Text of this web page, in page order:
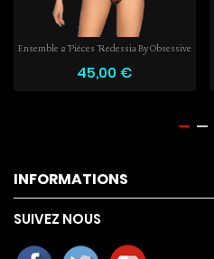
Ensemble 2 Pièces Redessia By Obsessive
45,00 €
INFORMATIONS
SUIVEZ NOUS